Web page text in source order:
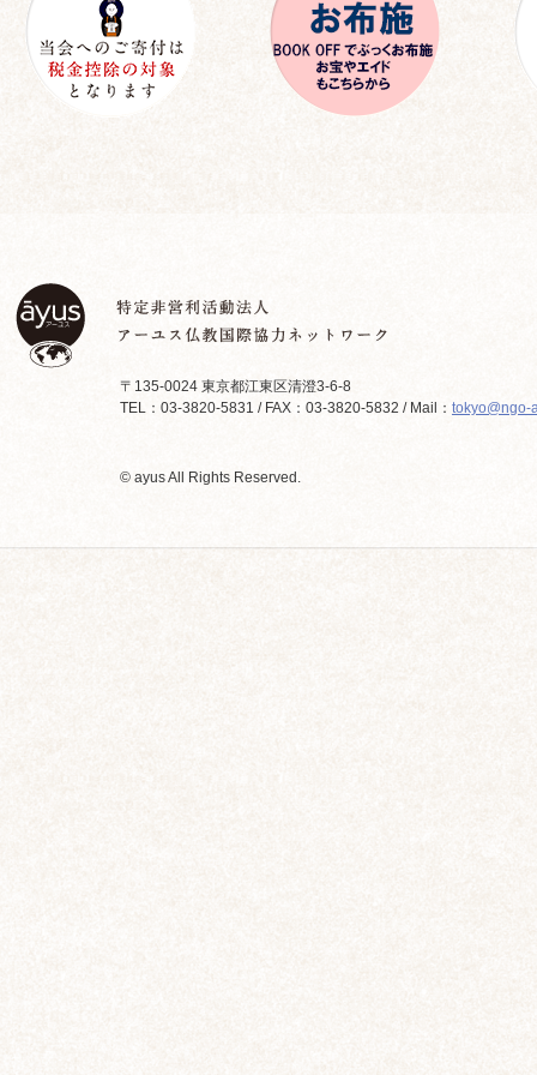
〒135-0024 東京都江東区清澄3-6-8
TEL：03-3820-5831 / FAX：03-3820-5832 / Mail： tokyo@ngo-
© ayus All Rights Reserved.